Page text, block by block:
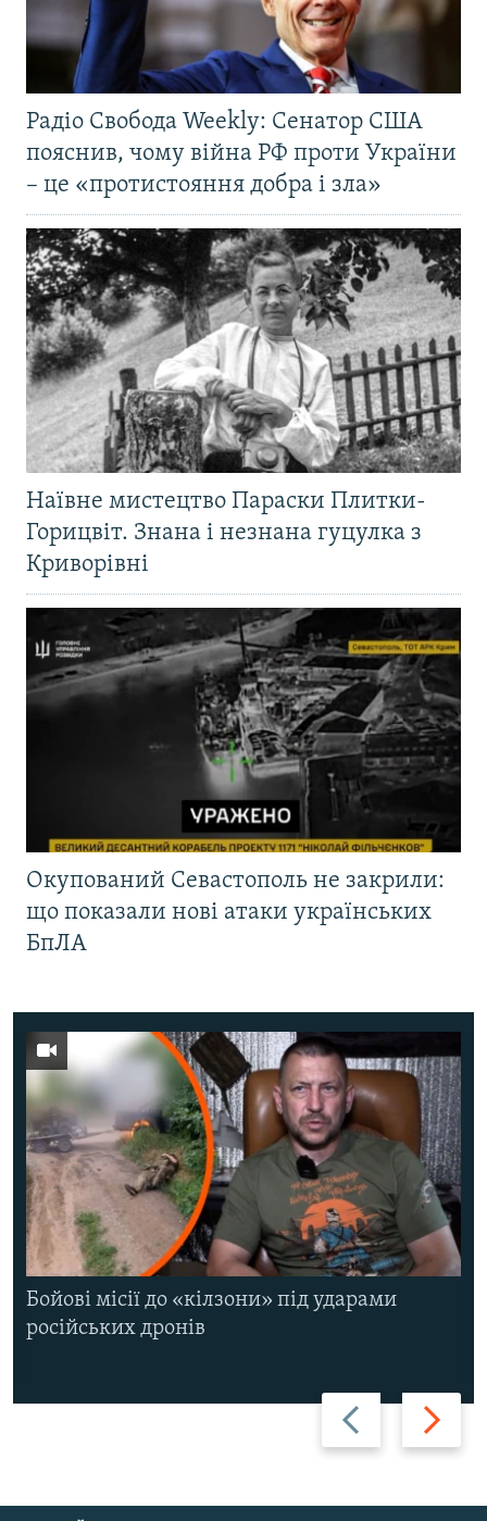
Радіо Свобода Weekly: Сенатор США
пояснив, чому війна РФ проти України
– це «протистояння добра і зла»
Наївне мистецтво Параски Плитки-
Горицвіт. Знана і незнана гуцулка з
Криворівні
Окупований Севастополь не закрили:
що показали нові атаки українських
БпЛА
Назад Вперед
Бойові місії до «кілзони» під ударами
російських дронів